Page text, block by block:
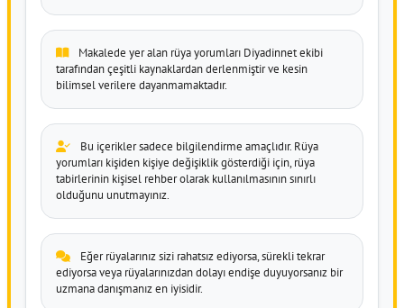
Makalede yer alan rüya yorumları Diyadinnet ekibi
tarafından çeşitli kaynaklardan derlenmiştir ve kesin
bilimsel verilere dayanmamaktadır.
Bu içerikler sadece bilgilendirme amaçlıdır. Rüya
yorumları kişiden kişiye değişiklik gösterdiği için, rüya
tabirlerinin kişisel rehber olarak kullanılmasının sınırlı
olduğunu unutmayınız.
Eğer rüyalarınız sizi rahatsız ediyorsa, sürekli tekrar
ediyorsa veya rüyalarınızdan dolayı endişe duyuyorsanız bir
uzmana danışmanız en iyisidir.